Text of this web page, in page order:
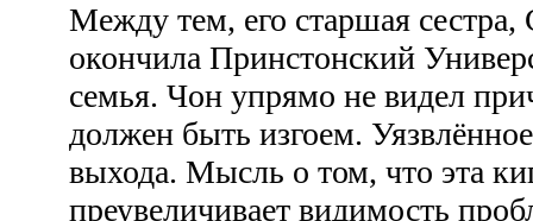
Между тем, его старшая сестра,
окончила Принстонский
семья. Чон упрямо не видел
должен быть изгоем.
выхода. Мысль о том, что эта
преувеличивает видимость